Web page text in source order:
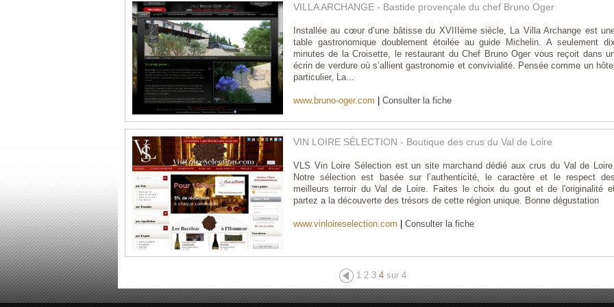
VILLA ARCHANGE - Bastide provençale du chef Bruno Oger
Installée au cœur d’une bâtisse du XVIIIème siècle, La Villa Archange est
table gastronomique doublement étoilée au guide Michelin. A seulement dix
minutes de la Croisette, le restaurant du Chef Bruno Oger vous reçoit dans
écrin de verdure où s’allient gastronomie et convivialité. Pensée comme un hôtel
particulier, La...
www.bruno-oger.com Consulter la fiche
VIN LOIRE SÉLECTION - Boutique des crus du Val de Loire
VLS Vin Loire Sélection est un site marchand dédié aux crus du Val de Loire.
Notre sélection est basée sur l’authenticité, le caractère et le respect des
meilleurs terroir du Val de Loire. Faites le choix du gout et de l'originalité
partez a la découverte des trésors de cette région unique. Bonne dégustation
www.vinloireselection.com Consulter la fiche
1 2 3 4 sur 4